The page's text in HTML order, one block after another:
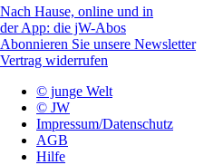
Nach Hause, online und in
der App: die jW-Abos
Abonnieren Sie unsere Newsletter
Vertrag widerrufen
© junge Welt
© JW
Impressum/Datenschutz
AGB
Hilfe